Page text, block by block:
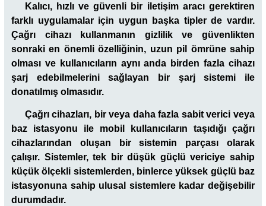
Kalıcı, hızlı ve güvenli bir iletişim aracı gerektiren
farklı uygulamalar için uygun başka tipler de vardır.
Çağrı cihazı kullanmanın gizlilik ve güvenlikten
sonraki en önemli özelliğinin, uzun pil ömrüne sahip
olması ve kullanıcıların aynı anda birden fazla cihazı
şarj edebilmelerini sağlayan bir şarj sistemi ile
donatılmış olmasıdır.
Çağrı cihazları, bir veya daha fazla sabit verici veya
baz istasyonu ile mobil kullanıcıların taşıdığı çağrı
cihazlarından oluşan bir sistemin parçası olarak
çalışır. Sistemler, tek bir düşük güçlü vericiye sahip
küçük ölçekli sistemlerden, binlerce yüksek güçlü baz
istasyonuna sahip ulusal sistemlere kadar değişebilir
durumdadır.